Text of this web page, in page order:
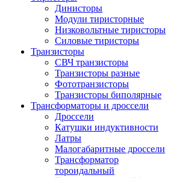
Динисторы
Модули тиристорные
Низковольтные тиристоры
Силовые тиристоры
Транзисторы
СВЧ транзисторы
Транзисторы разные
Фототранзисторы
Транзисторы биполярные
Трансформаторы и дроссели
Дроссели
Катушки индуктивности
Латры
Малогабаритные дроссели
Трансформатор
тороидальный